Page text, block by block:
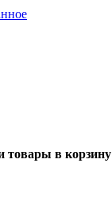
товары в корзину